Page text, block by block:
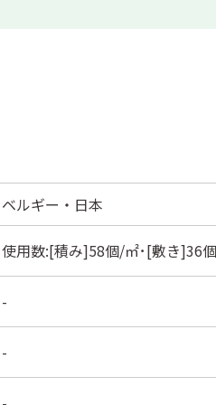
ベルギー・日本
使用数:[積み]58個/㎡･[敷き]36
-
-